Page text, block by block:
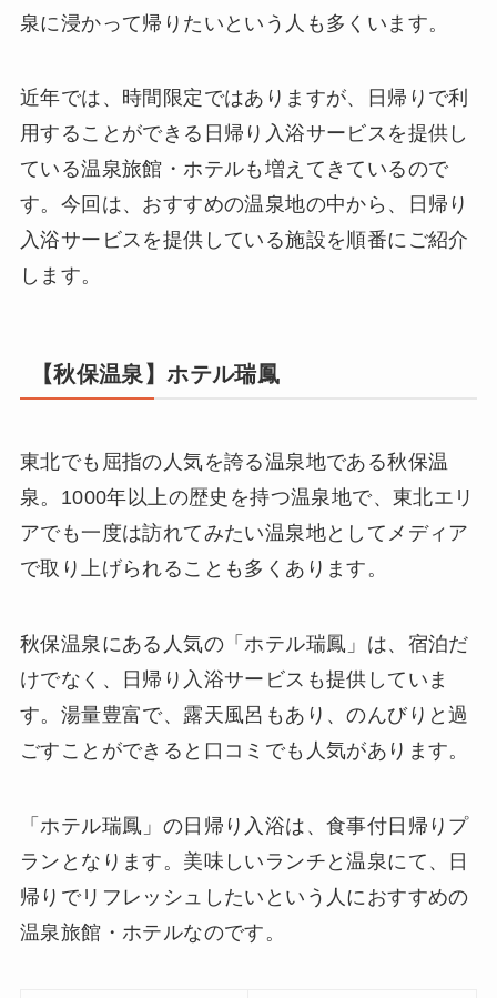
泉に浸かって帰りたいという人も多くいます。
近年では、時間限定ではありますが、日帰りで利
用することができる日帰り入浴サービスを提供し
ている温泉旅館・ホテルも増えてきているので
す。今回は、おすすめの温泉地の中から、日帰り
入浴サービスを提供している施設を順番にご紹介
します。
【秋保温泉】ホテル瑞鳳
東北でも屈指の人気を誇る温泉地である秋保温
泉。1000年以上の歴史を持つ温泉地で、東北エリ
アでも一度は訪れてみたい温泉地としてメディア
で取り上げられることも多くあります。
秋保温泉にある人気の「ホテル瑞鳳」は、宿泊だ
けでなく、日帰り入浴サービスも提供していま
す。湯量豊富で、露天風呂もあり、のんびりと過
ごすことができると口コミでも人気があります。
「ホテル瑞鳳」の日帰り入浴は、食事付日帰りプ
ランとなります。美味しいランチと温泉にて、日
帰りでリフレッシュしたいという人におすすめの
温泉旅館・ホテルなのです。